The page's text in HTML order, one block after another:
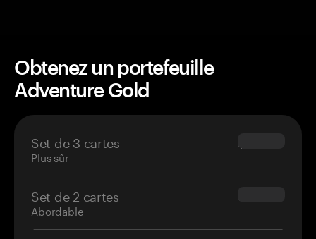
Obtenez un portefeuille
Adventure Gold
Set de 3 cartes
Plus sûr
$69.90
Set de 2 cartes
Abordable
$54.90